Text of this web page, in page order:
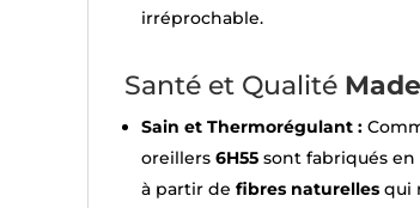
irréprochable.
Santé et Qualité
Sain et Thermorégulant :
oreillers 6H55sont fabriqués en
à partir de fibres naturellesqui